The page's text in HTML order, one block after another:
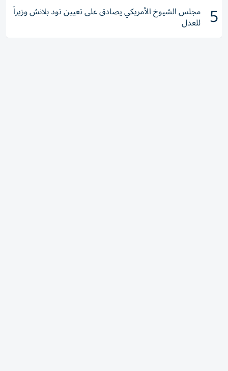
5 مجلس الشيوخ الأمريكي يصادق على تعيين تود بلانش وزيراً
للعدل